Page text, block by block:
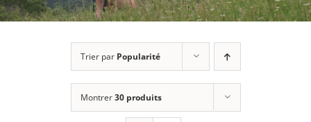
Trier par Popularité
Montrer30 produits